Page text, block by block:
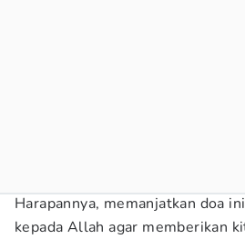
Harapannya, memanjatkan doa
kepada Allah agar memberikan